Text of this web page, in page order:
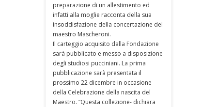
preparazione di un allestimento ed
infatti alla moglie racconta della sua
insoddisfazione della concertazione del
maestro Mascheroni.
Il carteggio acquisito dalla Fondazione
sarà pubblicato e messo a disposizione
degli studiosi pucciniani. La prima
pubblicazione sarà presentata il
prossimo 22 dicembre in occasione
della Celebrazione della nascita del
Maestro. “Questa collezione- dichiara